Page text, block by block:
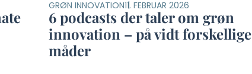
GRØN INNOVATION11. FEBRUAR 2026
6 podcasts der taler om grøn
innovation – på vidt forskellige
måder